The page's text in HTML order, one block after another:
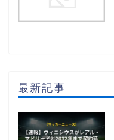
最新記事